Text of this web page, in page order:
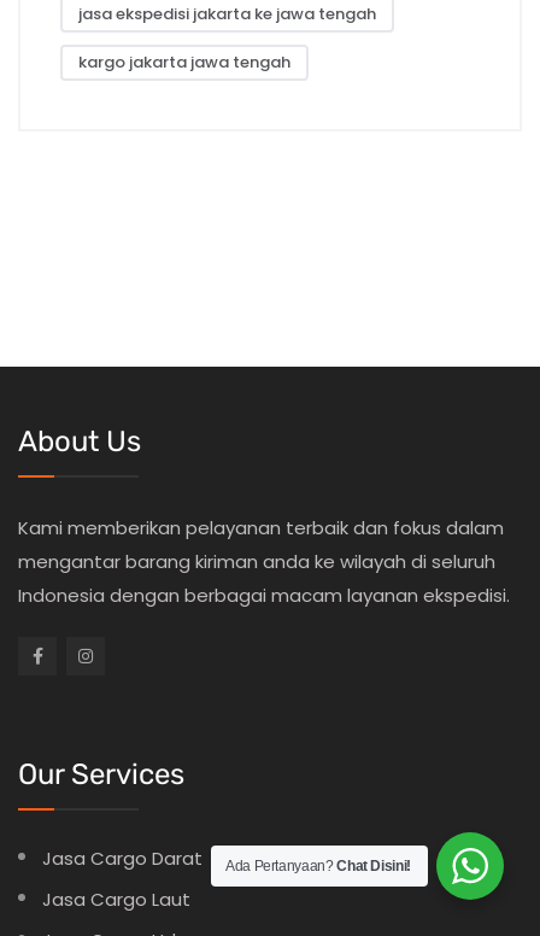
jasa ekspedisi jakarta ke jawa tengah
kargo jakarta jawa tengah
About Us
Kami memberikan pelayanan terbaik dan fokus dalam
mengantar barang kiriman anda ke wilayah di seluruh
Indonesia dengan berbagai macam layanan ekspedisi.
Our Services
Jasa Cargo Darat
Jasa Cargo Laut
Ada Pertanyaan?Chat Disini!